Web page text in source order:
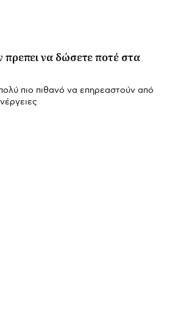
να δώσετε ποτέ στα
πολύ πιο πιθανό να επηρεαστούν από